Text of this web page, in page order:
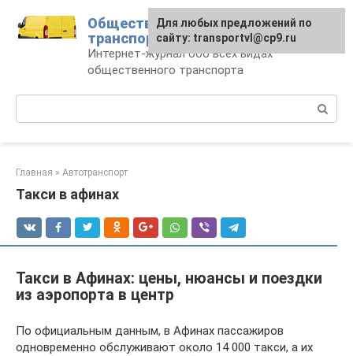
контенту
Общественный
транспорт
Интернет-журнал обо всех видах
общественного транспорта
Главная » Автотранспорт
Такси в афинах
Такси в Афинах: цены, нюансы и поездки
из аэропорта в центр
По официальным данным, в Афинах пассажиров
одновременно обслуживают около 14 000 такси, а их
Для любых предложений по
сайту: transportvl@cp9.ru